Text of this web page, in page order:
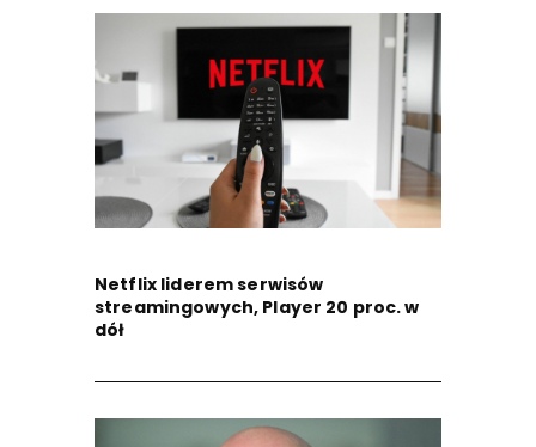
Netflix liderem serwisów
streamingowych, Player 20 proc. w
dół